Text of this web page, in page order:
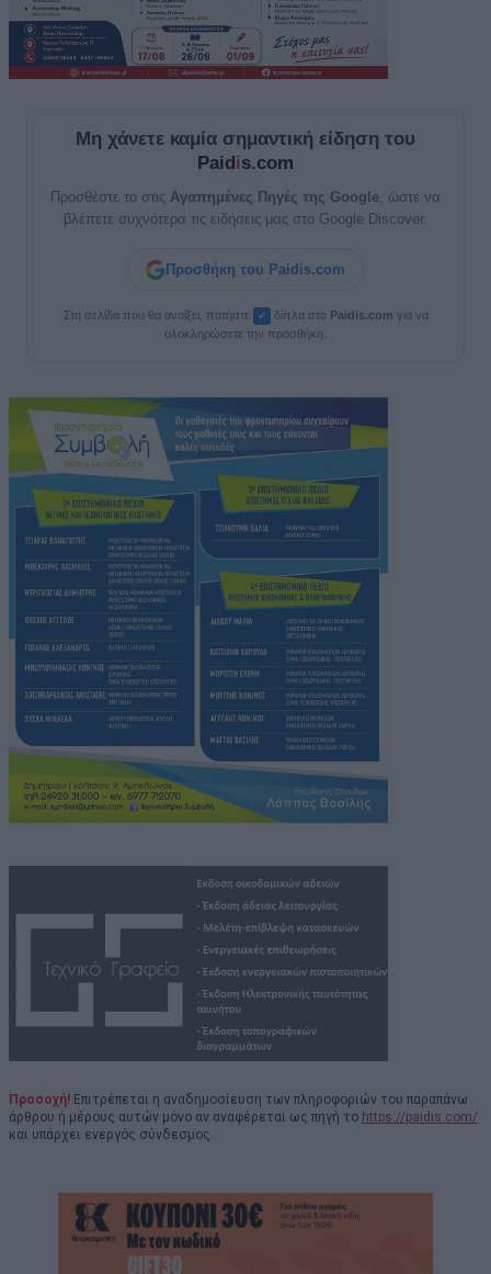
Μη χάνετε καμία σημαντική είδηση του
Paidis.com
Προσθέστε το στις Αγαπημένες Πηγές της Google, ώστε να
βλέπετε συχνότερα τις ειδήσεις μας στο Google Discover.
Προσθήκη του Paidis.com
Στη σελίδα που θα ανοίξει, πατήστε ✓ δίπλα στο Paidis.com για να
ολοκληρώσετε την προσθήκη.
Προσοχή! Επιτρέπεται η αναδημοσίευση των πληροφοριών του παραπάνω
άρθρου ή μέρους αυτών μόνο αν αναφέρεται ως πηγή το https://paidis.com/
και υπάρχει ενεργός σύνδεσμος.